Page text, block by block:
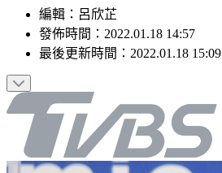
編輯 ： 呂欣芷
發佈時間： 2022.01.18 14:57
最後更新時間： 2022.01.18 15:09